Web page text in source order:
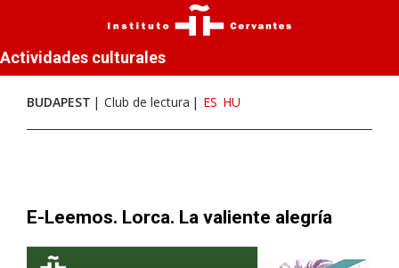
Actividades culturales
BUDAPEST Club de lectura ES HU
E-Leemos. Lorca. La valiente alegría